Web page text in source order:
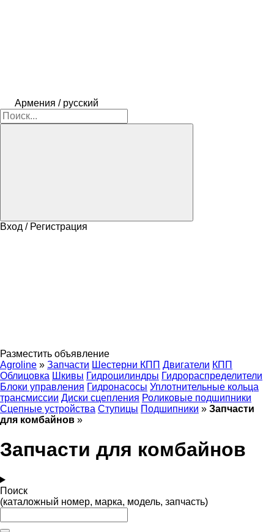
Армения / русский
Вход / Регистрация
Разместить объявление
Agroline » Запчасти Шестерни КПП Двигатели КПП
Облицовка Шкивы Гидроцилиндры Гидрораспределители
Блоки управления Гидронасосы Уплотнительные кольца
трансмиссии Диски сцепления Роликовые подшипники
Сцепные устройства Ступицы Подшипники » Запчасти
для комбайнов »
Запчасти для комбайнов
Поиск
(каталожный номер, марка, модель, запчасть)